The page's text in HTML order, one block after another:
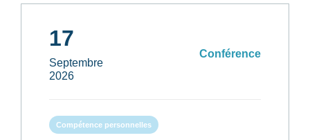
17
Septembre
2026
Conférence
Compétence personnelles